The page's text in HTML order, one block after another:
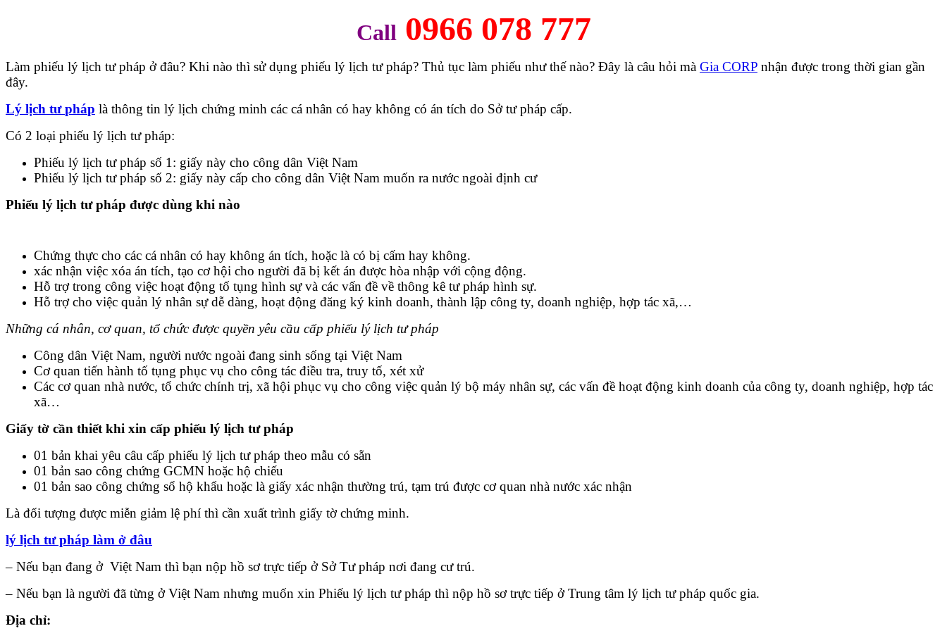
Call 0966 078 777
Làm phiếu lý lịch tư pháp ở đâu? Khi nào thì sử dụng phiếu lý lịch tư pháp? Thủ tục làm phiếu như thế nào? Đây là câu hỏi mà Gia CORP nhận được trong thời gian gần
đây.
Lý lịch tưpháp là thông tin lý lịch chứng minh các cá nhân có hay không có án tích do Sở tư pháp cấp.
Có 2 loại phiếu lý lịch tư pháp:
Phiếu lý lịch tư pháp số 1: giấy này cho công dân Việt Nam
Phiếu lý lịch tư pháp số 2: giấy này cấp cho công dân Việt Nam muốn ra nước ngoài định cư
Phiếu lý lịch tư pháp được dùng khi nào
Chứng thực cho các cá nhân có hay không án tích, hoặc là có bị cấm hay không.
xác nhận việc xóa án tích, tạo cơ hội cho người đã bị kết án được hòa nhập với cộng động.
Hỗ trợ trong công việc hoạt động tố tụng hình sự và các vấn đề về thông kê tư pháp hình sự.
Hỗ trợ cho việc quản lý nhân sự dễ dàng, hoạt động đăng ký kinh doanh, thành lập công ty, doanh nghiệp, hợp tác xã,…
Những cá nhân, cơ quan, tổ chức được quyền yêu cầu cấp phiếu lý lịch tư pháp
Công dân Việt Nam, người nước ngoài đang sinh sống tại Việt Nam
Cơ quan tiến hành tố tụng phục vụ cho công tác điều tra, truy tố, xét xử
Các cơ quan nhà nước, tổ chức chính trị, xã hội phục vụ cho công việc quản lý bộ máy nhân sự, các vấn đề hoạt động kinh doanh của công ty, doanh nghiệp, hợp tác
xã…
Giấy tờ cần thiết khi xin cấp phiếu lý lịch tư pháp
01 bản khai yêu câu cấp phiếu lý lịch tư pháp theo mẫu có sẵn
01 bản sao công chứng GCMN hoặc hộ chiếu
01 bản sao công chứng sổ hộ khẩu hoặc là giấy xác nhận thường trú, tạm trú được cơ quan nhà nước xác nhận
Là đối tượng được miễn giảm lệ phí thì cần xuất trình giấy tờ chứng minh.
lý lịch tư pháp làm ở đâu
– Nếu bạn đang ở Việt Nam thì bạn nộp hồ sơ trực tiếp ở Sở Tư pháp nơi đang cư trú.
– Nếu bạn là người đã từng ở Việt Nam nhưng muốn xin Phiếu lý lịch tư pháp thì nộp hồ sơ trực tiếp ở Trung tâm lý lịch tư pháp quốc gia.
Địa chỉ: